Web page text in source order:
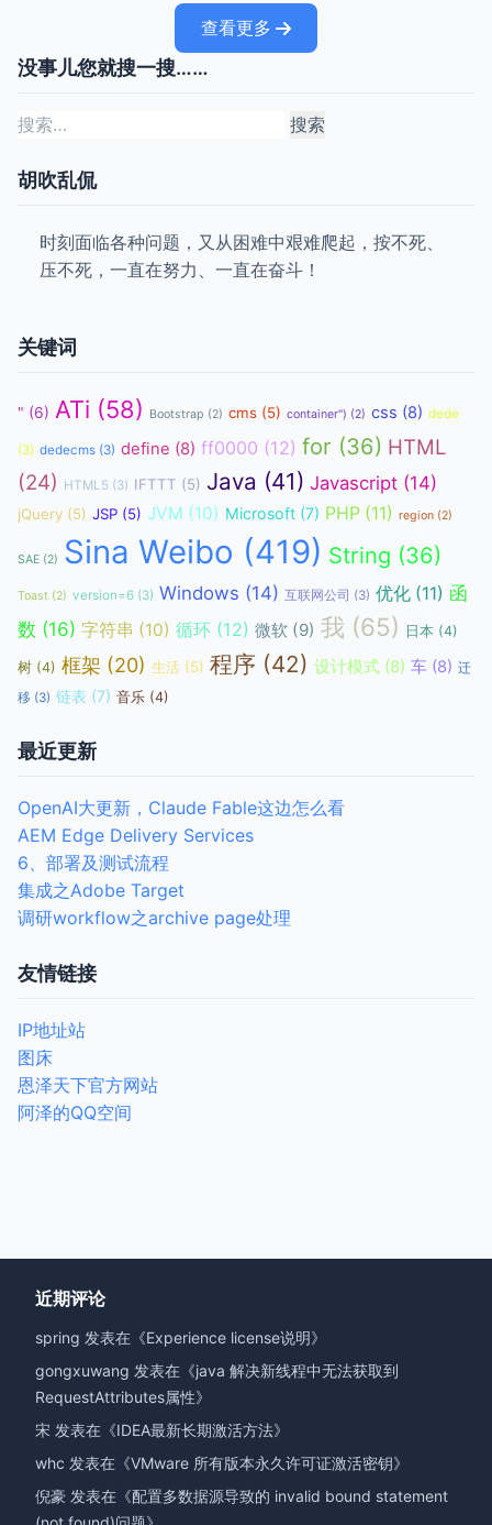
查看更多
没事儿您就搜一搜……
搜
胡吹乱侃
时刻面临各种问题，又从困难中艰难爬起，按不死、
压不死，一直在努力、一直在奋斗！
关键词
" (6) ATi (58) Bootstrap (2) cms (5) container") (2) css (8) dede
(3) dedecms (3) define (8) ff0000 (12) for (36) HTML
(24) HTML5 (3) IFTTT (5) Java (41) Javascript (14)
jQuery (5) JSP (5) JVM (10) Microsoft (7) PHP (11) region (2)
SAE (2) Sina Weibo (419) String (36)
Toast (2) version=6 (3) Windows (14) 互联网公司 (3) 优化 (11) 函
数 (16) 字符串 (10) 循环 (12) 微软 (9) 我 (65) 日本 (4)
树 (4) 框架 (20) 生活 (5) 程序 (42) 设计模式 (8) 车 (8) 迁
移 (3) 链表 (7) 音乐 (4)
最近更新
OpenAI大更新，Claude Fable这边怎么看
AEM Edge Delivery Services
6、部署及测试流程
集成之Adobe Target
调研workflow之archive page处理
友情链接
IP地址站
图床
恩泽天下官方网站
阿泽的QQ空间
近期评论
spring 发表在《Experience license说明》
gongxuwang 发表在《java 解决新线程中无法获取到
RequestAttributes属性》
宋 发表在《IDEA最新长期激活方法》
whc 发表在《VMware 所有版本永久许可证激活密钥》
倪豪 发表在《配置多数据源导致的 invalid bound statement